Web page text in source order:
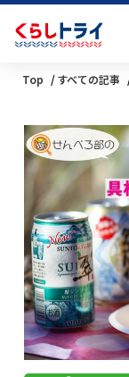
Top すべての記事